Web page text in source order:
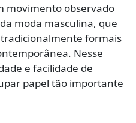
movimento observado
moda masculina, que
formais
Nesse
e facilidade de
papel tão importante